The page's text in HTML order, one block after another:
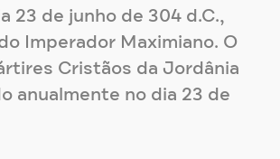
23 de junho de 304 d.C.,
Imperador Maximiano. O
Cristãos da Jordânia
anualmente no dia 23 de